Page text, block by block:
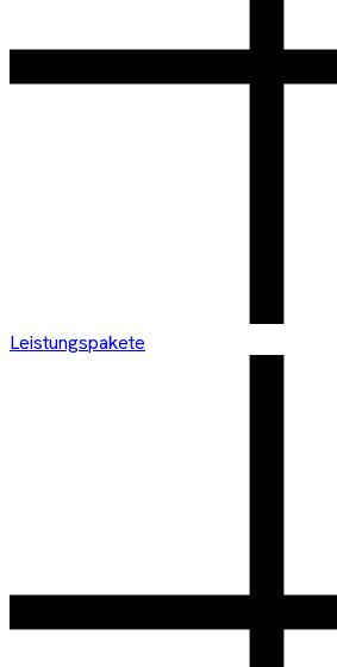
Leistungspakete